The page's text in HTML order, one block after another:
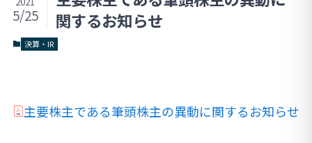
関するお知らせ
5/25
決算・IR
主要株主である筆頭株主の異動に関するお知らせ